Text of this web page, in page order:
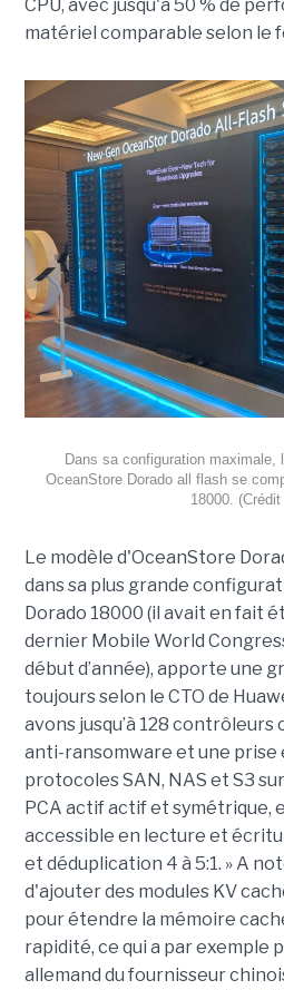
CPU, avec jusqu'à 50 % de
matériel comparable selon le
Dans sa configuration
OceanStore Dorado all flash se
18000. (Crédit
Le modèle d'OceanStore
dans sa plus grande
Dorado 18000 (il avait en fait
dernier Mobile World
début d’année), apporte une
toujours selon le CTO de
avons jusqu’à 128
anti-ransomware et une prise
protocoles SAN, NAS et S3
PCA actif actif et symétrique,
accessible en lecture et
et déduplication 4 à 5:1. » A
d'ajouter des modules KV
pour étendre la mémoire
rapidité, ce qui a par exemple
allemand du fournisseur